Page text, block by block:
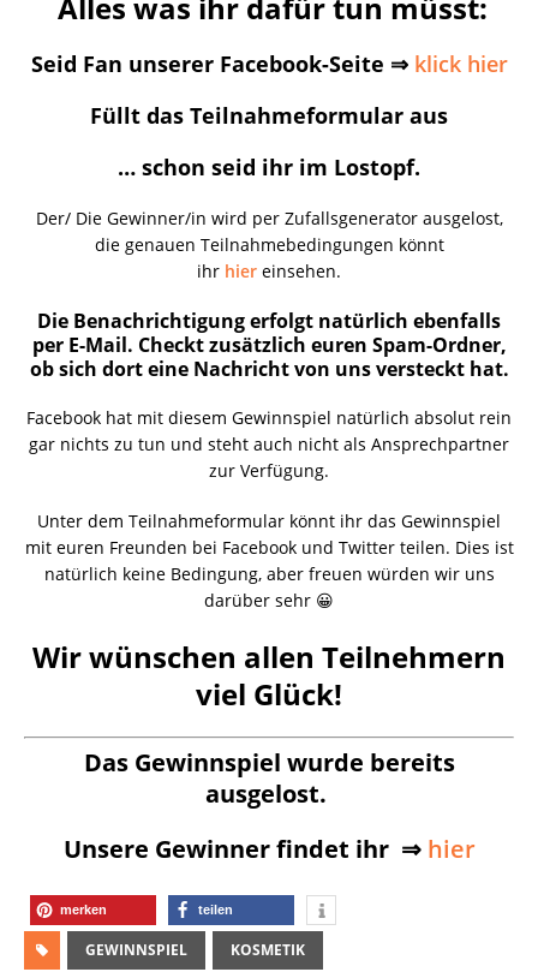
Seid Fan unserer Facebook-Seite ⇒ klick hier
Füllt das Teilnahmeformular aus
… schon seid ihr im Lostopf.
Der/ Die Gewinner/in wird per Zufallsgenerator ausgelost,
die genauen Teilnahmebedingungen könnt
ihr hier einsehen.
Die Benachrichtigung erfolgt natürlich ebenfalls
per E-Mail. Checkt zusätzlich euren Spam-Ordner,
ob sich dort eine Nachricht von uns versteckt hat.
Facebook hat mit diesem Gewinnspiel natürlich absolut rein
gar nichts zu tun und steht auch nicht als Ansprechpartner
zur Verfügung.
Unter dem Teilnahmeformular könnt ihr das Gewinnspiel
mit euren Freunden bei Facebook und Twitter teilen. Dies ist
natürlich keine Bedingung, aber freuen würden wir uns
darüber sehr 😀
Wir wünschen allen Teilnehmern
viel Glück!
Das Gewinnspiel wurde bereits
ausgelost.
Unsere Gewinner findet ihr ⇒ hier
merken teilen
GEWINNSPIEL KOSMETIK